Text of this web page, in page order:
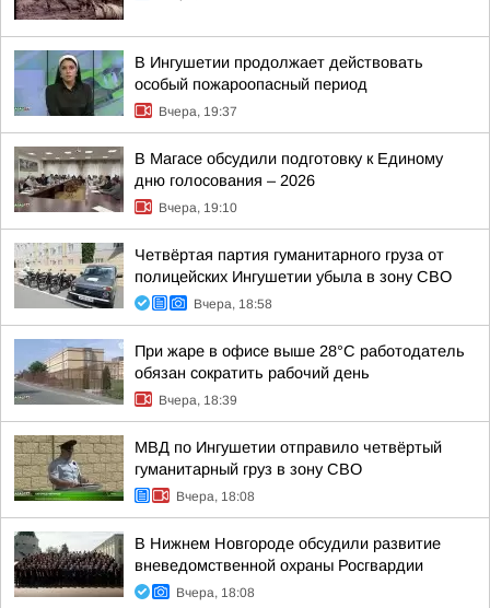
В Ингушетии продолжает действовать
особый пожароопасный период
Вчера, 19:37
В Магасе обсудили подготовку к Единому
дню голосования – 2026
Вчера, 19:10
Четвёртая партия гуманитарного груза от
полицейских Ингушетии убыла в зону СВО
Вчера, 18:58
При жаре в офисе выше 28°C работодатель
обязан сократить рабочий день
Вчера, 18:39
МВД по Ингушетии отправило четвёртый
гуманитарный груз в зону СВО
Вчера, 18:08
В Нижнем Новгороде обсудили развитие
вневедомственной охраны Росгвардии
Вчера, 18:08